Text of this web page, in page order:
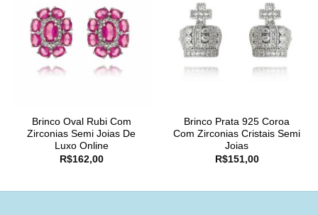
Brinco Oval Rubi Com
Zirconias Semi Joias De
Luxo Online
R$162,00
Brinco Prata 925 Coroa
Com Zirconias Cristais Semi
Joias
R$151,00